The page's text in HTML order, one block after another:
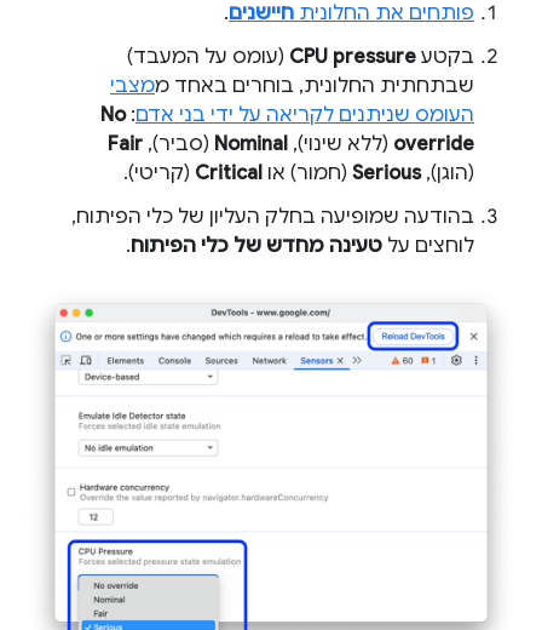
פותחים את החלונית חיישנים.
בקטע CPU pressure (עומס על המעבד)
שבתחתית החלונית, בוחרים באחד ממצבי
העומס שניתנים לקריאה על ידי בני אדם:
No
override (ללא שינוי), Nominal (סביר), Fair
(הוגן),Serious (חמור) או Critical (קריטי).
בהודעה שמופיעה בחלק העליון של כלי הפיתוח,
לוחצים על טעינה מחדש של כלי הפיתוח.